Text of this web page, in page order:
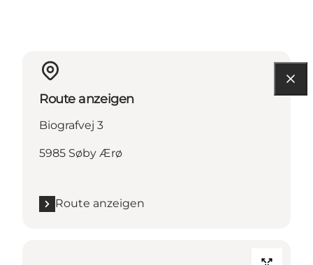
Route anzeigen
Biografvej 3
5985 Søby Ærø
Route anzeigen